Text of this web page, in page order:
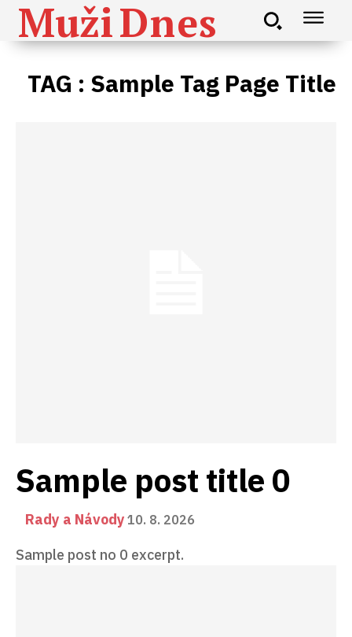
MužiDnes
TAG : Sample Tag Page Title
Sample post title 0
Rady a Návody10. 8. 2026
Sample post no 0 excerpt.